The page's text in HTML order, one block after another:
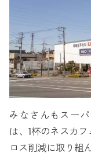
みなさんもスー
は、1杯のネスカ
ロス削減に取り組